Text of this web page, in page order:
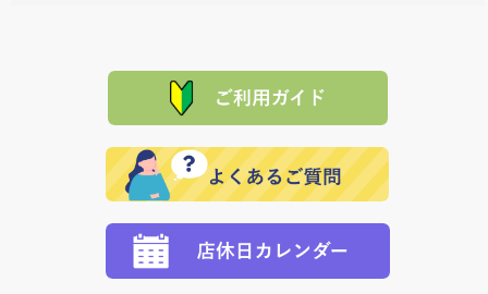
れの生産メーカーからお客様の元へ直送いたしますの
で、 それぞれ個別に送料が必要になります。
品代金を返金いたします。）
その際は誠に申し訳ありませんが、当協会までご注文
願いいたします。
た場合、お客様からの ご入金を確認した後で、商品を
※「クレジットカード」「PayPay」「楽天ペイ」を指
定された場合は、準備出来次第の便にてお送りいたし
ます。 （到着日指定をされている場合は、ご指定の日
程に合わせてお届けいたします。）